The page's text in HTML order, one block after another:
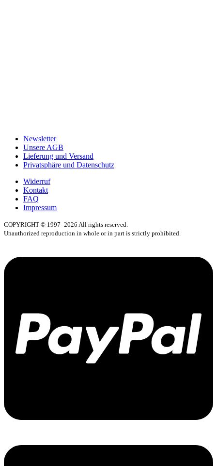
Newsletter
Unsere AGB
Lieferung und Versand
Privatsphäre und Datenschutz
Widerruf
Kontakt
FAQ
Impressum
COPYRIGHT © 1997–2026 All rights reserved.
Unauthorized reproduction in whole or in part is strictly prohibited.